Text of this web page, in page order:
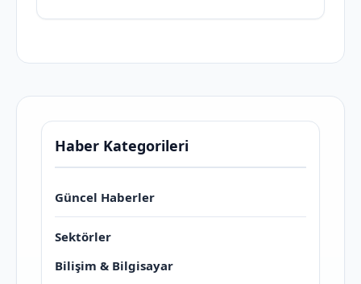
Haber Kategorileri
Güncel Haberler
Sektörler
Bilişim & Bilgisayar